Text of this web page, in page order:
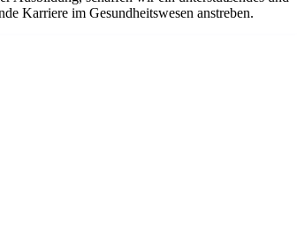
Karriere im Gesundheitswesen anstreben.